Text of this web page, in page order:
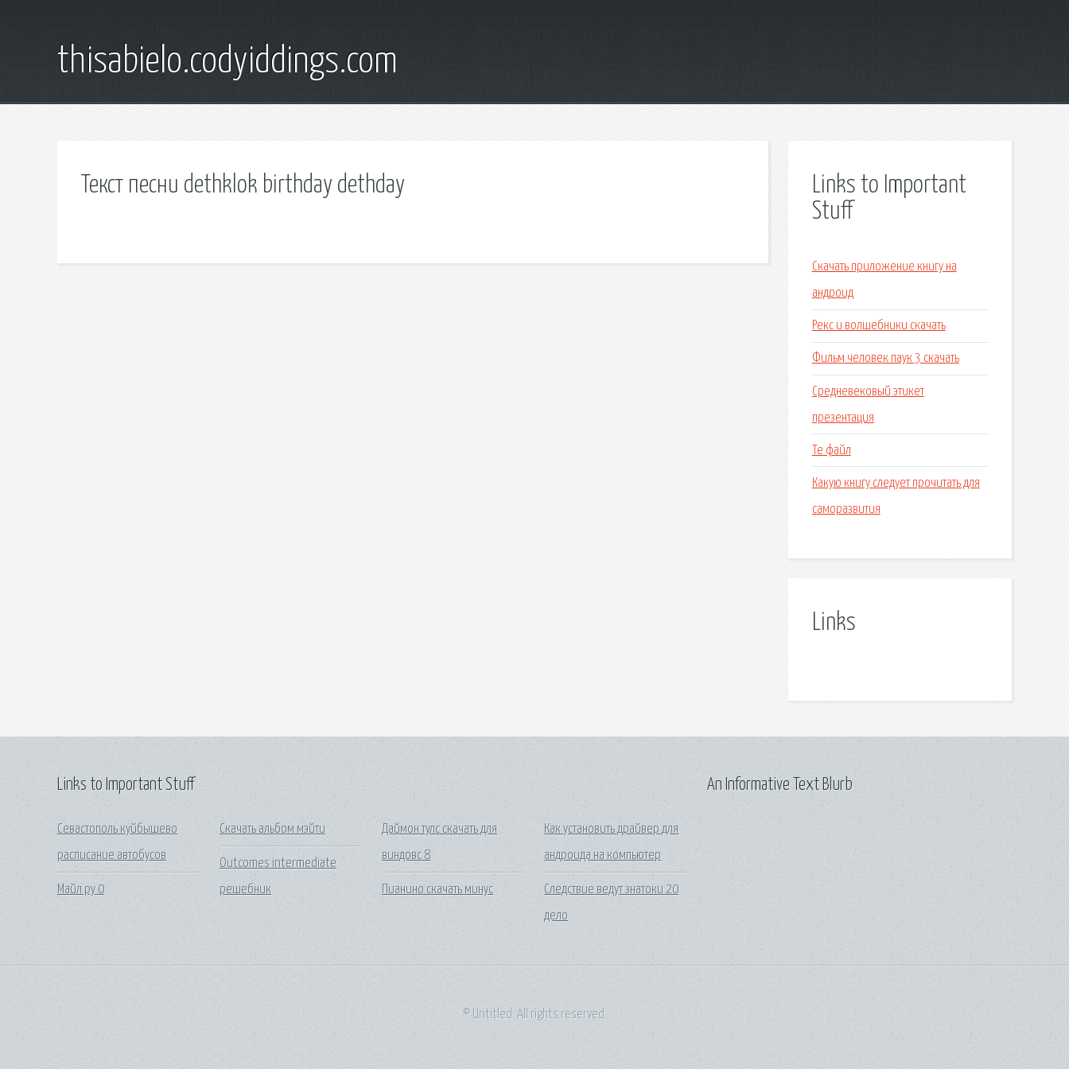
thisabielo.codyiddings.com
Текст песни dethklok birthday dethday
Links to Important
Stuff
Скачать приложение книгу на
андроид
Рекс и волшебники скачать
Фильм человек паук 3 скачать
Средневековый этикет
презентация
Те файл
Какую книгу следует прочитать для
саморазвития
Links
Links to Important Stuff
Севастополь куйбышево
расписание автобусов
Майл ру 0
Скачать альбом мэйти
Outcomes intermediate
решебник
Даймон тулс скачать для
виндовс 8
Пианино скачать минус
Как установить драйвер для
андроида на компьютер
Следствие ведут знатоки 20
дело
An Informative Text Blurb
© Untitled. All rights reserved.